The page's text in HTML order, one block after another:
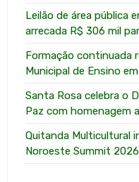
Leilão de área pública
arrecada R$ 306 mil
Formação continuada
Municipal de Ensino
Santa Rosa celebra o
Paz com homenagem
Quitanda Multicultural
Noroeste Summit 2026